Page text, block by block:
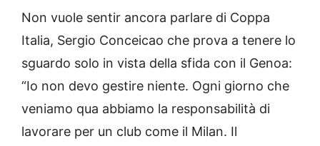
Non vuole sentir ancora parlare di Coppa
Italia, Sergio Conceicao che prova a tenere lo
sguardo solo in vista della sfida con il Genoa:
“Io non devo gestire niente. Ogni giorno che
veniamo qua abbiamo la responsabilità di
lavorare per un club come il Milan. Il